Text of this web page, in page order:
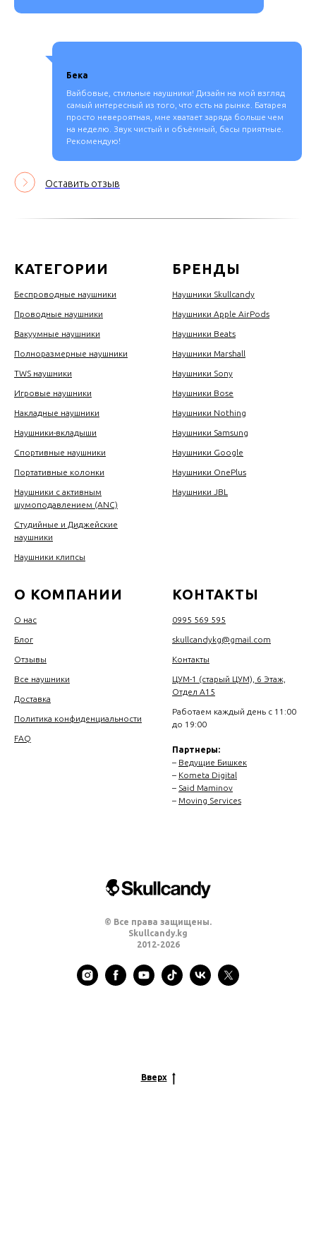
Бека
Вайбовые, стильные наушники! Дизайн на мой взгляд
самый интересный из того, что есть на рынке. Батарея
просто невероятная, мне хватает заряда больше чем
на неделю. Звук чистый и объёмный, басы приятные.
Рекомендую!
Оставить отзыв
КАТЕГОРИИ
Беспроводные наушники
Проводные наушники
Вакуумные наушники
Полноразмерные наушники
TWS наушники
Игровые наушники
Накладные наушники
Наушники-вкладыши
Спортивные наушники
Портативные колонки
Наушники с активным
шумоподавлением (ANC)
Студийные и Диджейские
наушники
Наушники клипсы
БРЕНДЫ
Наушники Skullcandy
Наушники Apple AirPods
Наушники Beats
Наушники Marshall
Наушники Sony
Наушники Bose
Наушники Nothing
Наушники Samsung
Наушники Google
Наушники OnePlus
Наушники JBL
О КОМПАНИИ
О нас
Блог
Отзывы
Все наушники
Доставка
Политика конфиденциальности
FAQ
КОНТАКТЫ
0995 569 595
skullcandykg@gmail.com
Контакты
ЦУМ-1 (старый ЦУМ), 6 Этаж,
Отдел А15
Работаем каждый день с 11:00
до 19:00
Партнеры:
– Ведущие Бишкек
– Kometa Digital
– Said Maminov
– Moving Services
© Все права защищены.
Skullcandy.kg
2012-2026
Вверх